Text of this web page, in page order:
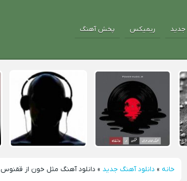
ریمیکس پخش آهنگ
خانه » دانلود آهنگ جدید » دانلود آهنگ مثل خون از ققنوس